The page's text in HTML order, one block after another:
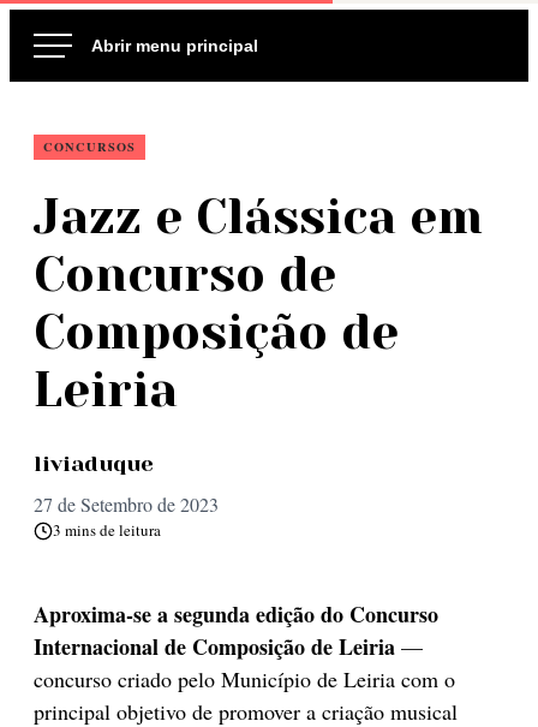
para
o
CONCURSOS
Jazz e Clássica em
Concurso de
Composição de
Leiria
liviaduque
27 de Setembro de 2023
3 mins de leitura
Aproxima-se a segunda edição do Concurso
Internacional de Composição de Leiria —
concurso criado pelo Município de Leiria com o
principal objetivo de promover a criação musical